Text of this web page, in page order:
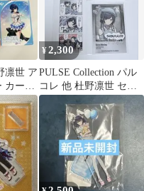
凛世 ア
カード
¥2,300
PULSE Collection パル
コレ 他 杜野凛世 セッ
ト